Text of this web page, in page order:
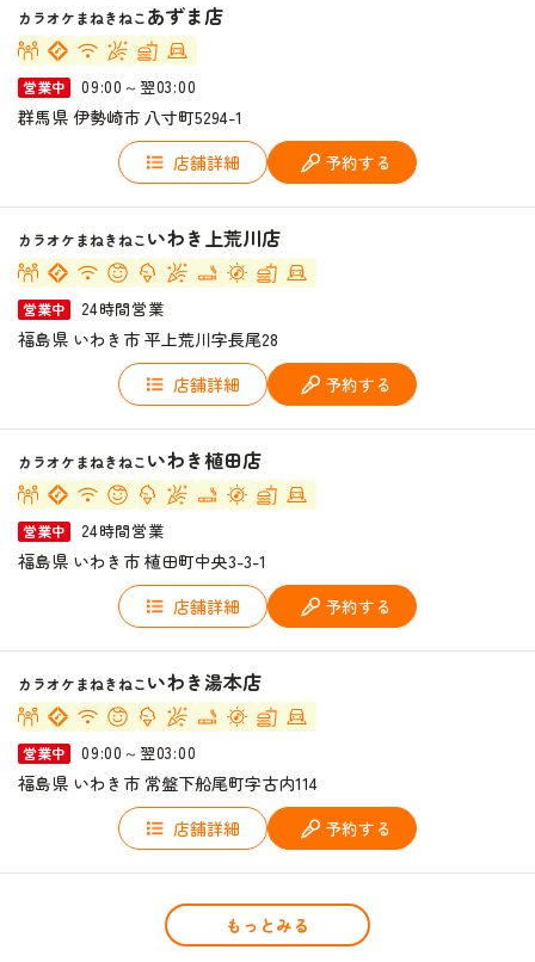
カラオケまねきねこあずま店
営業中 09:00～翌03:00
群馬県 伊勢崎市 八寸町5294-1
店舗詳細
予約する
カラオケまねきねこいわき上荒川店
営業中 24時間営業
福島県 いわき市 平上荒川字長尾28
店舗詳細
予約する
カラオケまねきねこいわき植田店
営業中 24時間営業
福島県 いわき市 植田町中央3-3-1
店舗詳細
予約する
カラオケまねきねこいわき湯本店
営業中 09:00～翌03:00
福島県 いわき市 常盤下船尾町字古内114
店舗詳細
予約する
もっとみる